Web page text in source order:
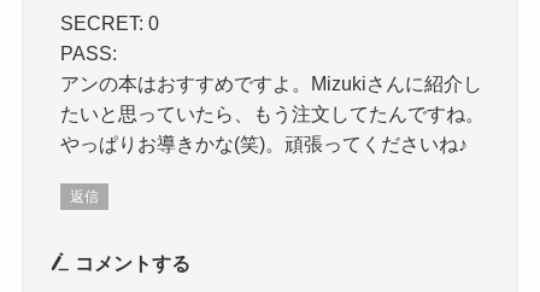
SECRET: 0
PASS:
アンの本はおすすめですよ。Mizukiさんに紹介し
たいと思っていたら、もう注文してたんですね。
やっぱりお導きかな(笑)。頑張ってくださいね♪
返信
コメントする